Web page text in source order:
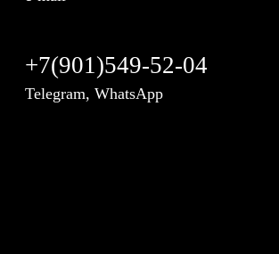
+7(901)549-52-04
Telegram, WhatsApp